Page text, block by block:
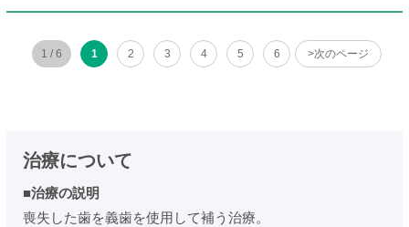
1 / 6 1 2 3 4 5 6 >次のページ
治療について
■治療の説明
喪失した歯を義歯を使用して補う治療。